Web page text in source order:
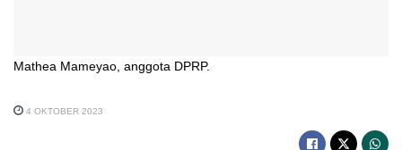
Mathea Mameyao, anggota DPRP.
4 OKTOBER 2023